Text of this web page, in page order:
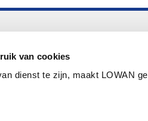
van cookies
dienst te zijn, maakt LOWAN